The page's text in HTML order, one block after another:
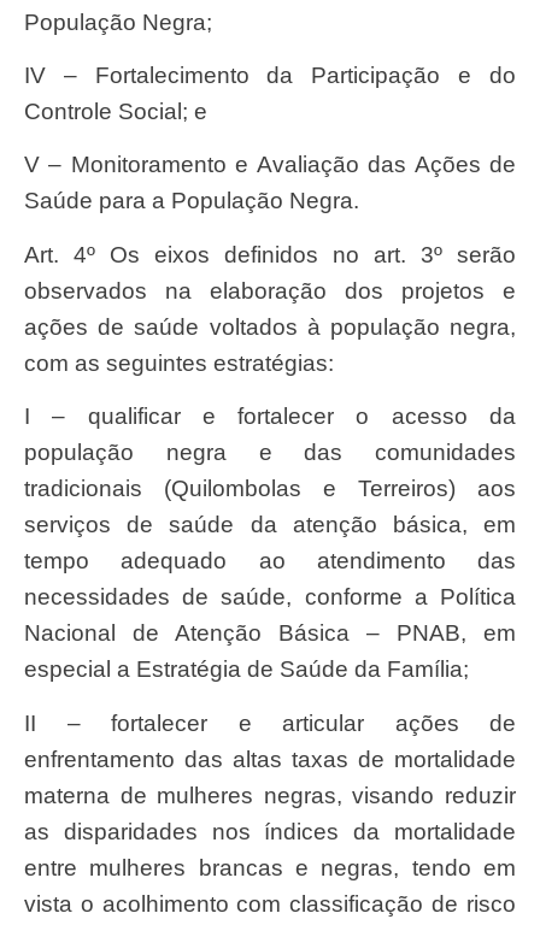
População Negra;
IV – Fortalecimento da Participação e do
Controle Social; e
V – Monitoramento e Avaliação das Ações de
Saúde para a População Negra.
Art. 4º Os eixos definidos no art. 3º serão
observados na elaboração dos projetos e
ações de saúde voltados à população negra,
com as seguintes estratégias:
I – qualificar e fortalecer o acesso da
população negra e das comunidades
tradicionais (Quilombolas e Terreiros) aos
serviços de saúde da atenção básica, em
tempo adequado ao atendimento das
necessidades de saúde, conforme a Política
Nacional de Atenção Básica – PNAB, em
especial a Estratégia de Saúde da Família;
II – fortalecer e articular ações de
enfrentamento das altas taxas de mortalidade
materna de mulheres negras, visando reduzir
as disparidades nos índices da mortalidade
entre mulheres brancas e negras, tendo em
vista o acolhimento com classificação de risco